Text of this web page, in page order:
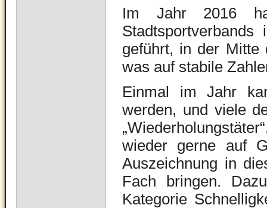
Im Jahr 2016
geführt, in der Mitte
was auf stabile
Einmal im Jahr
werden, und viele
wieder gerne auf
Auszeichnung in
Fach bringen.
Kategorie